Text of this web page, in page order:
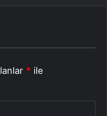
* ile